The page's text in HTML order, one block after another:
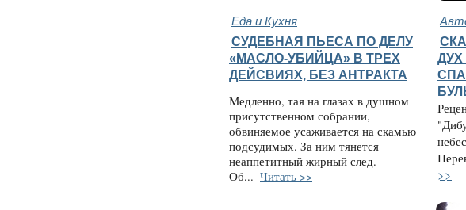
Еда и Кухня
СУДЕБНАЯ ПЬЕСА ПО ДЕЛУ
«МАСЛО-УБИЙЦА» В ТРЕХ
ДЕЙСВИЯХ, БЕЗ АНТРАКТА
Медленно, тая на глазах в душном
присутственном собрании,
обвиняемое усаживается на скамью
подсудимых. За ним тянется
неаппетитный жирный след.
Об... Читать >>
>>